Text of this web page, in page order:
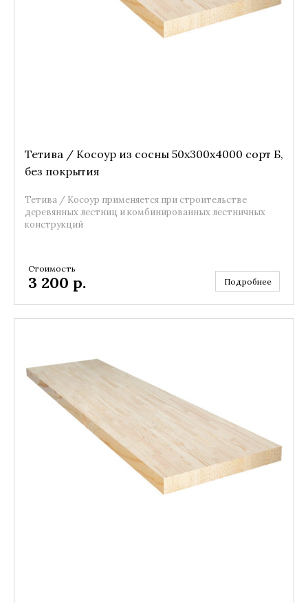
Тетива / Косоур из сосны 50x300x4000 сорт Б,
без покрытия
Тетива / Косоур применяется при строительстве
деревянных лестниц и комбинированных лестничных
конструкций
Стоимость
3 200 р. Подробнее